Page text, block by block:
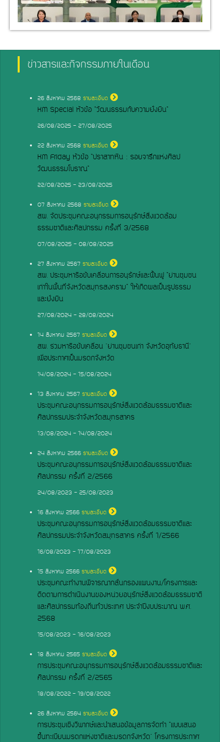
ข่าวสารและกิจกรรมภายในเดือน
26 สิงหาคม 2568 รายละเอียด
KM Special หัวข้อ “วัฒนธรรมกับความยั่งยืน”
26/08/2025 - 27/08/2025
22 สิงหาคม 2568 รายละเอียด
KM Friday หัวข้อ “ปราสาทหิน : รอยจารึกแห่งศิลป
วัฒนธรรมโบราณ”
22/08/2025 - 23/08/2025
07 สิงหาคม 2568 รายละเอียด
สผ. จัดประชุมคณะอนุกรรมการอนุรักษ์สิ่งแวดล้อม
ธรรมชาติและศิลปกรรม ครั้งที่ 3/2568
07/08/2025 - 08/08/2025
27 สิงหาคม 2567 รายละเอียด
สผ. ประชุมหารือขับเคลื่อนการอนุรักษ์และฟื้นฟู “ย่านชุมชน
เก่าในพื้นที่จังหวัดสมุทรสงคราม” ให้เกิดผลเป็นรูปธรรม
และยั่งยืน
27/08/2024 - 28/08/2024
14 สิงหาคม 2567 รายละเอียด
สผ. ร่วมหารือขับเคลื่อน "ย่านชุมชนเก่า จังหวัดอุทัยธานี"
เพื่อประกาศเป็นมรดกจังหวัด
14/08/2024 - 15/08/2024
13 สิงหาคม 2567 รายละเอียด
ประชุมคณะอนุกรรมการอนุรักษ์สิ่งแวดล้อมธรรมชาติและ
ศิลปกรรมประจำจังหวัดสมุทรสาคร
13/08/2024 - 14/08/2024
24 สิงหาคม 2566 รายละเอียด
ประชุมคณะอนุกรรมการอนุรักษ์สิ่งแวดล้อมธรรมชาติและ
ศิลปกรรม ครั้งที่ 2/2566
24/08/2023 - 25/08/2023
16 สิงหาคม 2566 รายละเอียด
ประชุมคณะอนุกรรมการอนุรักษ์สิ่งแวดล้อมธรรมชาติและ
ศิลปกรรมประจำจังหวัดสมุทรสาคร ครั้งที่ 1/2566
16/08/2023 - 17/08/2023
15 สิงหาคม 2566 รายละเอียด
ประชุมคณะทำงานพิจารณากลั่นกรองแผนงาน/โครงการและ
ติดตามการดำเนินงานของหน่วยอนุรักษ์สิ่งแวดล้อมธรรมชาติ
และศิลปกรรมท้องถิ่นทั่วประเทศ ประจำปีงบประมาณ พ.ศ.
2568
15/08/2023 - 16/08/2023
18 สิงหาคม 2565 รายละเอียด
การประชุมคณะอนุกรรมการอนุรักษ์สิ่งแวดล้อมธรรมชาติและ
ศิลปกรรม ครั้งที่ 2/2565
18/08/2022 - 19/08/2022
26 สิงหาคม 2564 รายละเอียด
การประชุมเชิงวิพากษ์และนำเสนอข้อมูลการจัดทำ “แบบเสนอ
ขึ้นทะเบียนมรดกแห่งชาติและมรดกจังหวัด" โครงการประกาศ